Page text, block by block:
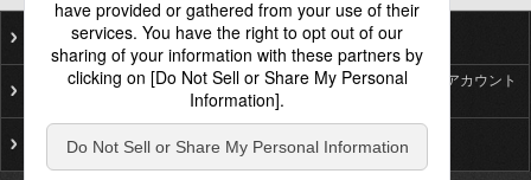
ご利用にあたって 個人情報保護基本方針
プライバシーポリシー
ソーシャルメディア公式アカウント
サイトマップ お問い合わせ